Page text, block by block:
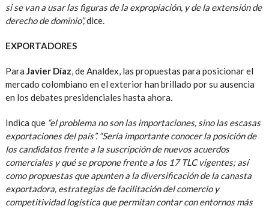
si se van a usar las figuras de la expropiación, y de la extensión de
derecho de dominio”,dice.
EXPORTADORES
Para Javier Díaz, de Analdex, las propuestas para posicionar el
mercado colombiano en el exterior han brillado por su ausencia
en los debates presidenciales hasta ahora.
Indica que“el problema no son las importaciones, sino las escasas
exportaciones del país”. “Sería importante conocer la posición de
los candidatos frente a la suscripción de nuevos acuerdos
comerciales y qué se propone frente a los 17 TLC vigentes; así
como propuestas que apunten a la diversificación de la canasta
exportadora, estrategias de facilitación del comercio y
competitividad logística que permitan contar con entornos más